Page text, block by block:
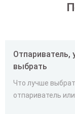
Отпариватель,
выбрать
Что лучше
отпариватель или